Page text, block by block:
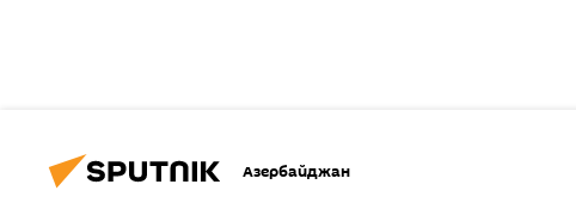
Азербайджан